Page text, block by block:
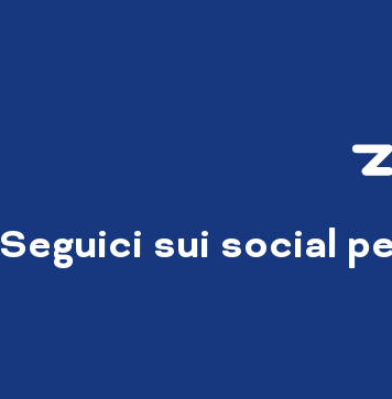
Seguici sui social